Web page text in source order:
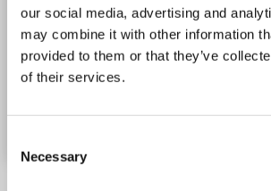
our social media, advertising and
may combine it with other information
provided to them or that they’ve
of their services.
Selection
Necessary
Competition ELISA
Cell Culture Supernatant, Plasma, Serum, Tissue Homogenate